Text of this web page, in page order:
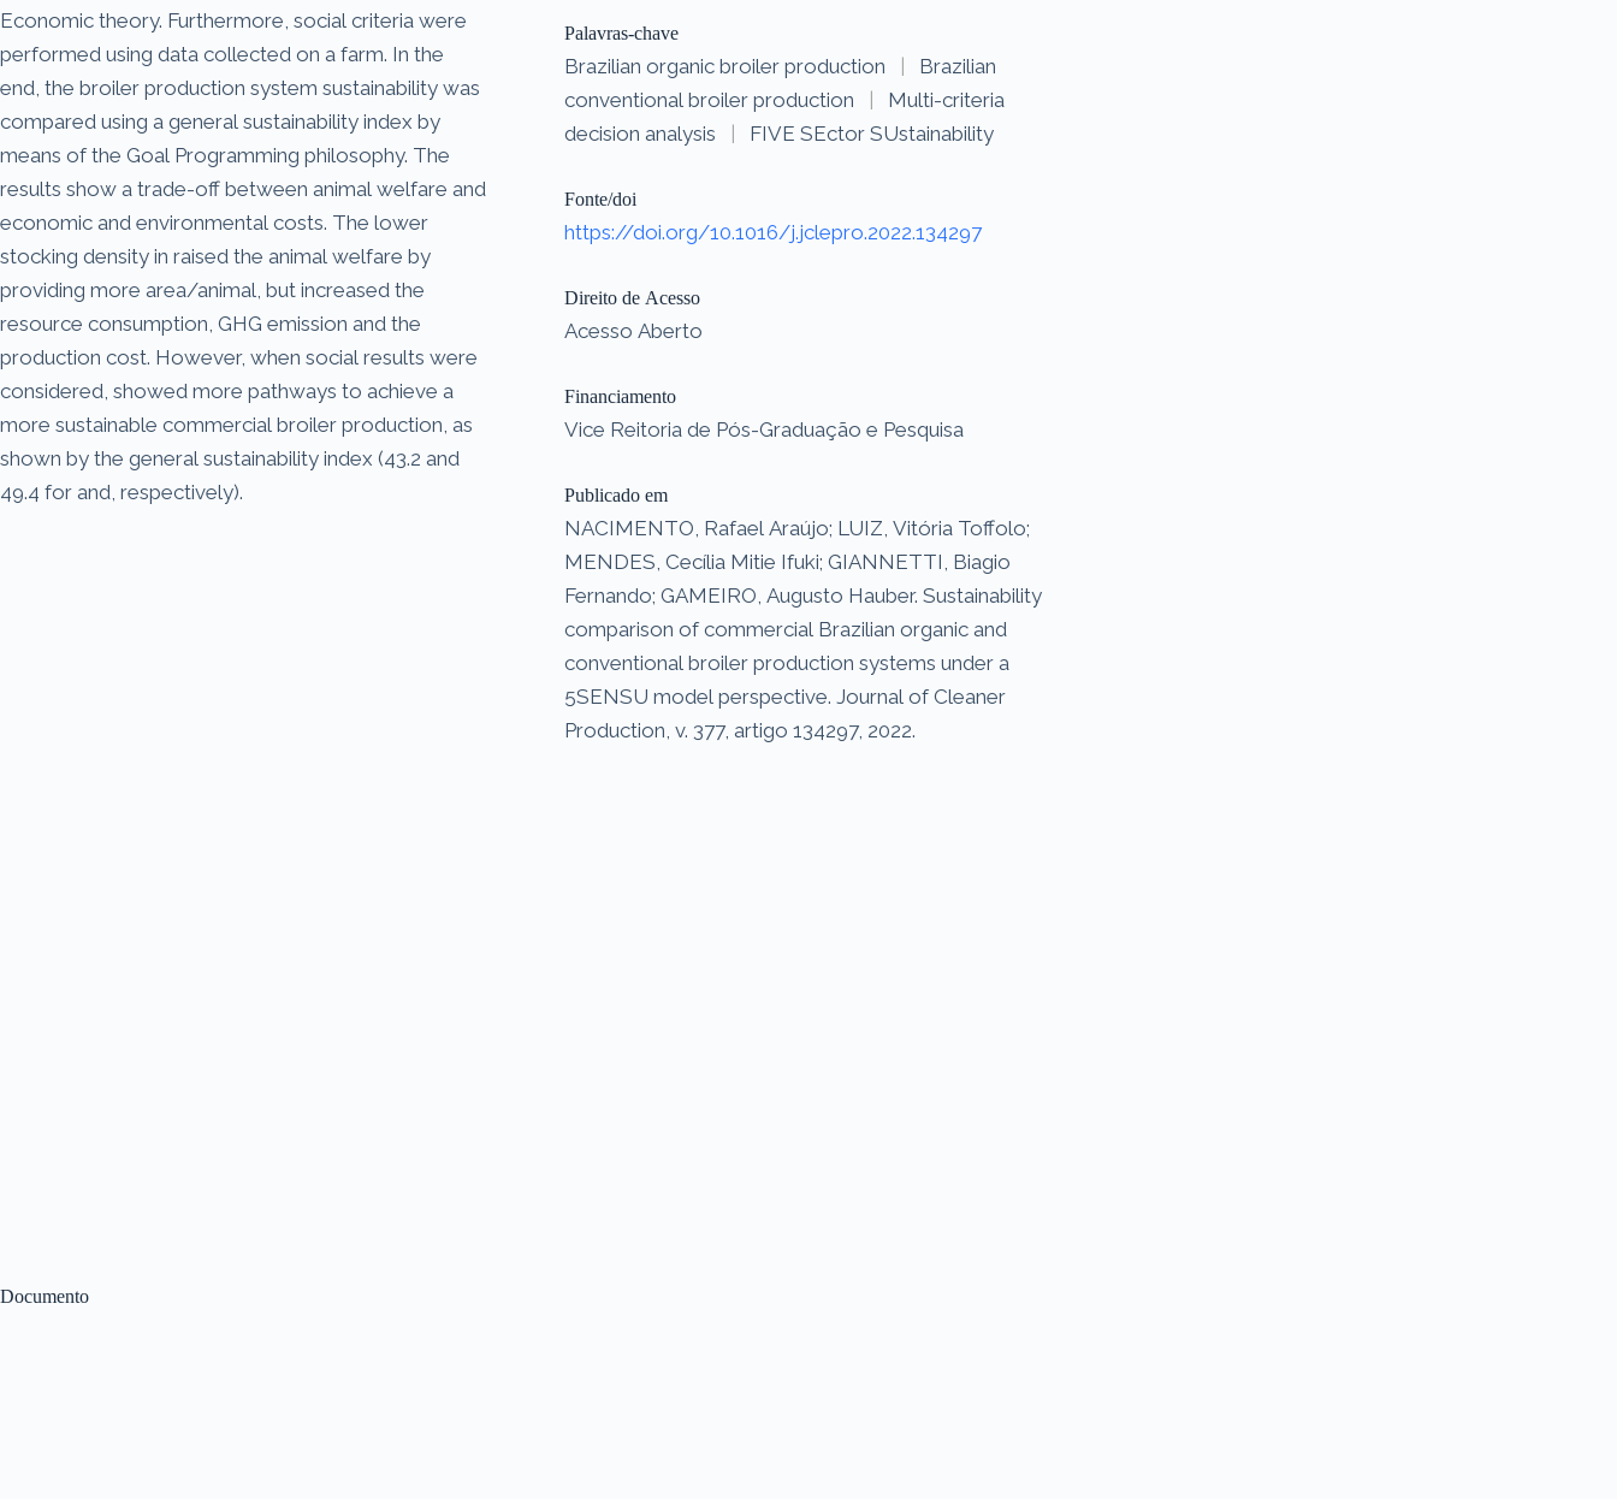
Documento
Economic theory. Furthermore, social criteria were
performed using data collected on a farm. In the
end, the broiler production system sustainability was
compared using a general sustainability index by
means of the Goal Programming philosophy. The
results show a trade-off between animal welfare and
economic and environmental costs. The lower
stocking density in raised the animal welfare by
providing more area/animal, but increased the
resource consumption, GHG emission and the
production cost. However, when social results were
considered, showed more pathways to achieve a
more sustainable commercial broiler production, as
shown by the general sustainability index (43.2 and
49.4 for and, respectively).
Palavras-chave
Brazilian organic broiler production |
Brazilian
conventional broiler production
|
Multi-criteria
decision analysis
| FIVE SEctor SUstainability
Fonte/doi
https://doi.org/10.1016/j.jclepro.2022.134297
Direito de Acesso
Acesso Aberto
Financiamento
Vice Reitoria de Pós-Graduação e Pesquisa
Publicado em
NACIMENTO, Rafael Araújo; LUIZ, Vitória Toffolo;
MENDES, Cecília Mitie Ifuki; GIANNETTI, Biagio
Fernando; GAMEIRO, Augusto Hauber. Sustainability
comparison of commercial Brazilian organic and
conventional broiler production systems under a
5SENSU model perspective. Journal of Cleaner
Production, v. 377, artigo 134297, 2022.